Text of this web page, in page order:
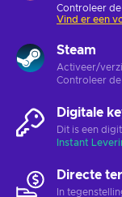
Controleer de
Vind er een
Steam
Activeer/
Controleer de
Digitale
Dit is een
Instant
Directe
In